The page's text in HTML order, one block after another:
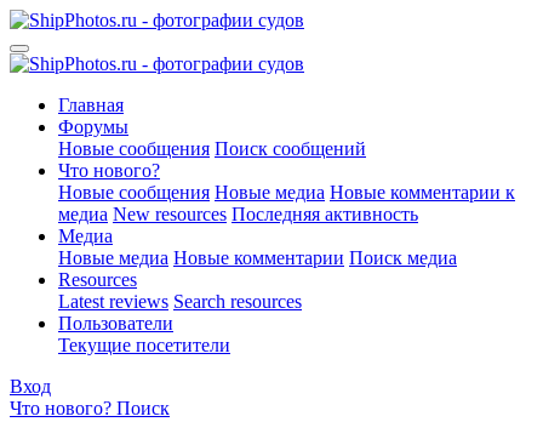
Главная
Форумы
Новые сообщения Поиск сообщений
Что нового?
Новые сообщения Новые медиа Новые комментарии к
медиа New resources Последняя активность
Медиа
Новые медиа Новые комментарии Поиск медиа
Resources
Latest reviews Search resources
Пользователи
Текущие посетители
Вход
Что нового? Поиск